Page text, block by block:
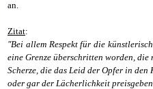
an.
Zitat:
"Bei allem Respekt für die
eine Grenze überschritten worden,
Scherze, die das Leid der Opfer in
oder gar der Lächerlichkeit